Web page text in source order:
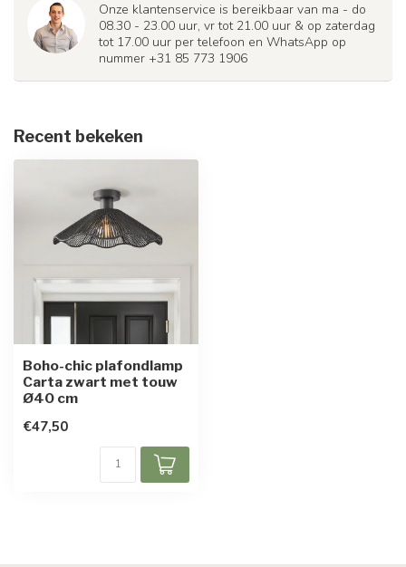
Onze klantenservice is bereikbaar van ma - do
08.30 - 23.00 uur, vr tot 21.00 uur & op zaterdag
tot 17.00 uur per telefoon en WhatsApp op
nummer +31 85 773 1906
Recent bekeken
Boho-chic plafondlamp
Carta zwart met touw
Ø40 cm
€47,50